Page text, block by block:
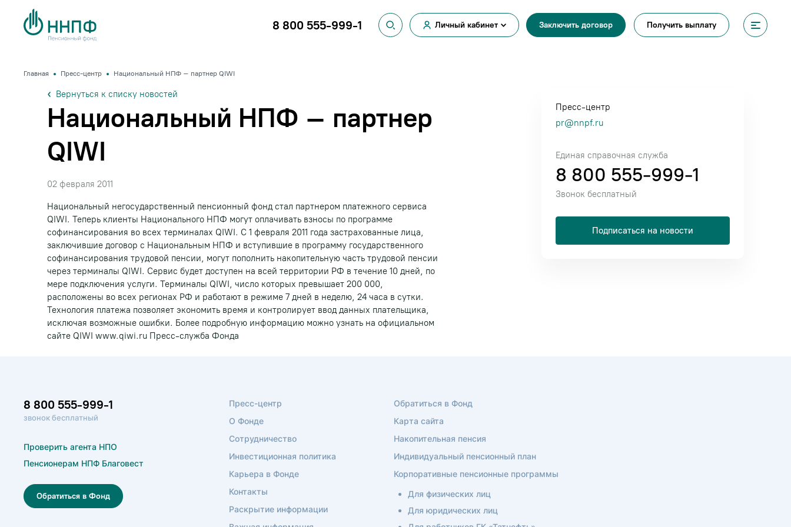
Личный кабинет
8 800 555-999-1 Заключить договор Получить выплату
Главная Пресс-центр Национальный НПФ – партнер QIWI
Вернуться к списку новостей
Национальный НПФ – партнер
QIWI
02 февраля 2011
Национальный негосударственный пенсионный фонд стал партнером платежного сервиса
QIWI. Теперь клиенты Национального НПФ могут оплачивать взносы по программе
софинансирования во всех терминалах QIWI. С 1 февраля 2011 года застрахованные лица,
заключившие договор с Национальным НПФ и вступившие в программу государственного
софинансирования трудовой пенсии, могут пополнить накопительную часть трудовой пенсии
через терминалы QIWI. Сервис будет доступен на всей территории РФ в течение 10 дней, по
мере подключения услуги. Терминалы QIWI, число которых превышает 200 000,
расположены во всех регионах РФ и работают в режиме 7 дней в неделю, 24 часа в сутки.
Технология платежа позволяет экономить время и контролирует ввод данных плательщика,
исключая возможные ошибки. Более подробную информацию можно узнать на официальном
сайте QIWI www.qiwi.ru Пресс-служба Фонда
Пресс-центр
pr@nnpf.ru
Единая справочная служба
8 800 555-999-1
Звонок бесплатный
Подписаться на новости
8 800 555-999-1
звонок бесплатный
Обратиться в Фонд
Проверить агента НПО
Пенсионерам НПФ Благовест
Пресс-центр
О Фонде
Сотрудничество
Инвестиционная политика
Карьера в Фонде
Контакты
Раскрытие информации
Обратиться в Фонд
Карта сайта
Накопительная пенсия
Индивидуальный пенсионный план
Корпоративные пенсионные программы
Для физических лиц
Для юридических лиц